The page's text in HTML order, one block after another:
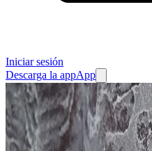
Iniciar sesión
Descarga la appApp